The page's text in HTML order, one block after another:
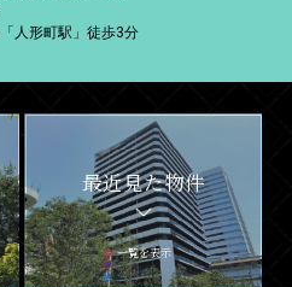
人形町駅」徒歩3分
最近見た物件
一覧を表示